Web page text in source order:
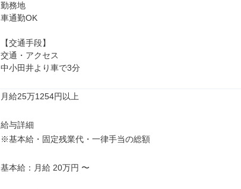
勤務地
車通勤OK
【交通手段】
交通・アクセス
中小田井より車で3分
月給25万1254円以上
給与詳細
※基本給・固定残業代・一律手当の総額
基本給：月給 20万円 〜